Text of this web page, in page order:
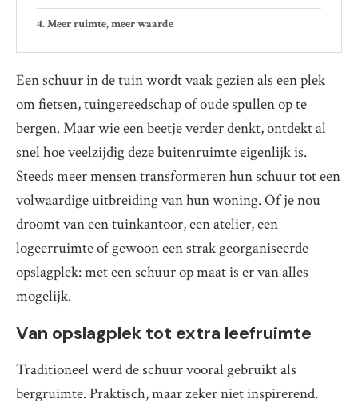
Meer ruimte, meer waarde
Een schuur in de tuin wordt vaak gezien als een plek
om fietsen, tuingereedschap of oude spullen op te
bergen. Maar wie een beetje verder denkt, ontdekt al
snel hoe veelzijdig deze buitenruimte eigenlijk is.
Steeds meer mensen transformeren hun schuur tot een
volwaardige uitbreiding van hun woning. Of je nou
droomt van een tuinkantoor, een atelier, een
logeerruimte of gewoon een strak georganiseerde
opslagplek: met een schuur op maat is er van alles
mogelijk.
Van opslagplek tot extra leefruimte
Traditioneel werd de schuur vooral gebruikt als
bergruimte. Praktisch, maar zeker niet inspirerend.